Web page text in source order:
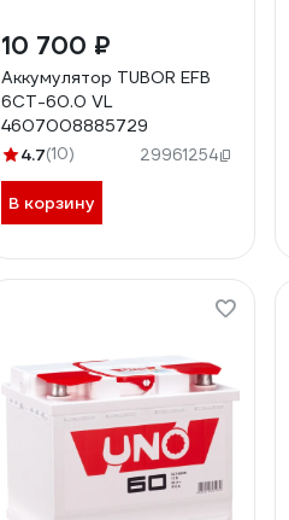
10 700 ₽
Аккумулятор TUBOR EFB
6СТ-60.0 VL
4607008885729
4.7(10) 29961254
В корзину